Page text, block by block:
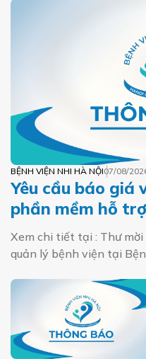
BỆNH VIỆN NHI HÀ NỘI07/08/
Yêu cầu báo giá
phần mềm hỗ
tại Bệnh viện
Xem chi tiết tại : Thư
quản lý bệnh viện tại